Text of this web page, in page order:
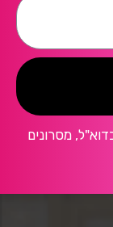
מסרונים